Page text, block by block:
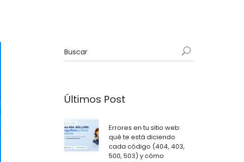
Últimos Post
Errores en tu sitio web:
qué te está diciendo
cada código (404, 403,
500, 503) y cómo